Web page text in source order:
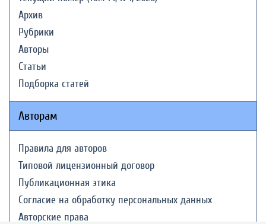
Архив
Рубрики
Авторы
Статьи
Подборка статей
Авторам
Правила для авторов
Типовой лицензионный договор
Публикационная этика
Согласие на обработку персональных данных
Авторские права